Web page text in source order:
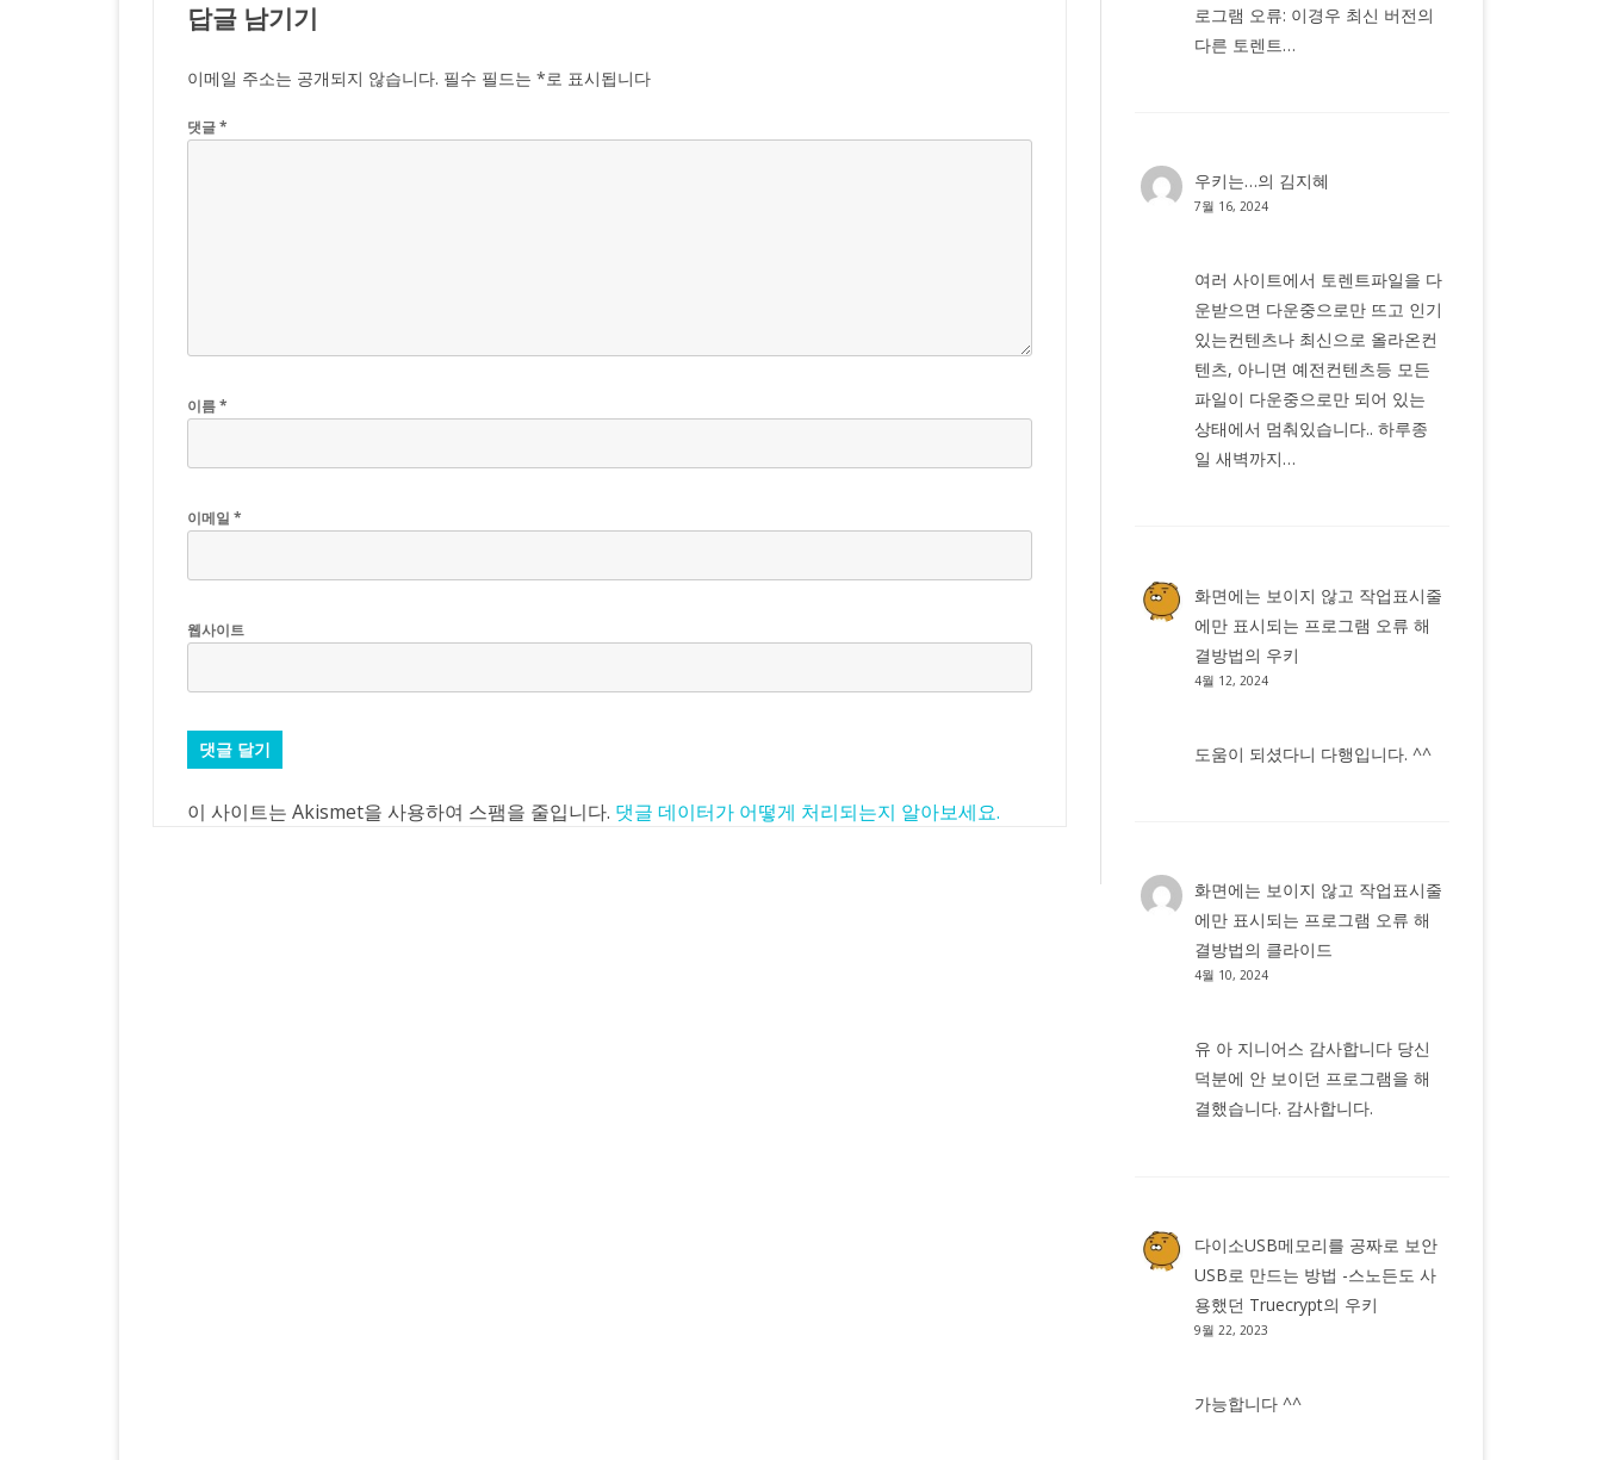
답글 남기기
이메일 주소는 공개되지 않습니다. 필수 필드는 *로 표시됩니다
댓글*
이름*
이메일 *
웹사이트
이 사이트는 Akismet을 사용하여 스팸을 줄입니다. 댓글 데이터가 어떻게 처리되는지 알아보세요.
로그램 오류: 이경우 최신 버전의
다른 토렌트…
우키는…의 김지혜
7월 16, 2024
여러 사이트에서 토렌트파일을 다
운받으면 다운중으로만 뜨고 인기
있는컨텐츠나 최신으로 올라온컨
텐츠, 아니면 예전컨텐츠등 모든
파일이 다운중으로만 되어 있는
상태에서 멈춰있습니다.. 하루종
일 새벽까지…
화면에는 보이지 않고 작업표시줄
에만 표시되는 프로그램 오류 해
결방법의 우키
4월 12, 2024
도움이 되셨다니 다행입니다. ^^
화면에는 보이지 않고 작업표시줄
에만 표시되는 프로그램 오류 해
결방법의 클라이드
4월 10, 2024
유 아 지니어스 감사합니다 당신
덕분에 안 보이던 프로그램을 해
결했습니다. 감사합니다.
다이소USB메모리를 공짜로 보안
USB로 만드는 방법 -스노든도 사
용했던 Truecrypt의 우키
9월 22, 2023
가능합니다 ^^